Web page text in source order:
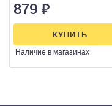
879 ₽
Наличие в магазинах
КУПИТЬ